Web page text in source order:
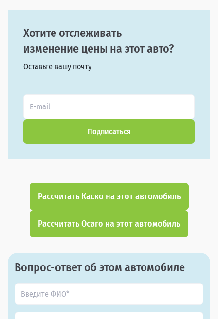
Хотите отслеживать
изменение цены на этот авто?
Оставьте вашу почту
Подписаться
Рассчитать Каско на этот автомобиль
Рассчитать Осаго на этот автомобиль
Вопрос-ответ об этом автомобиле